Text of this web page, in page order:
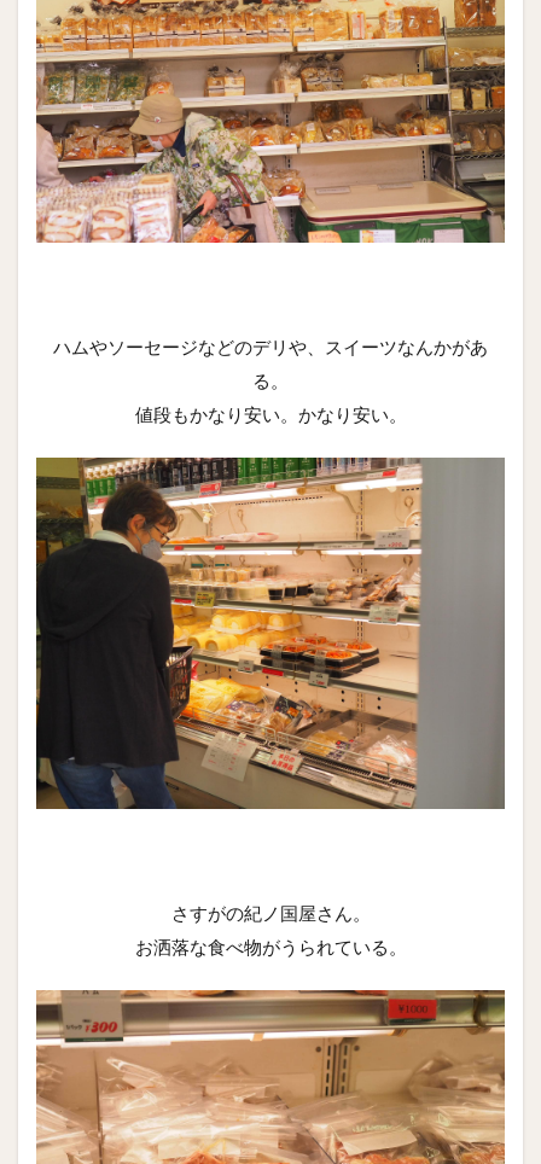
ハムやソーセージなどのデリや、スイーツなんかがあ
る。
値段もかなり安い。かなり安い。
さすがの紀ノ国屋さん。
お洒落な食べ物がうられている。